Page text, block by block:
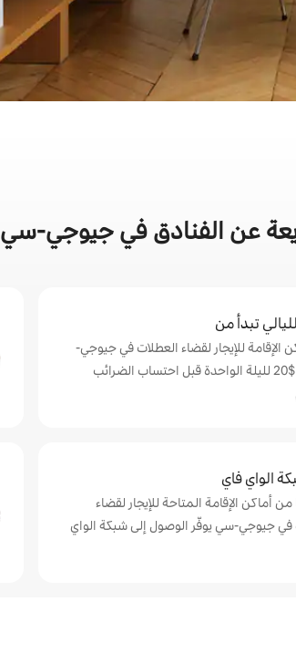
عن الفنادق في جيوجي-سي
تبدأ من
الإقامة للإيجار لقضاء العطلات في جيوجي-
سي من $‏20 لليلة الواحدة قبل احتساب الضرائب
الواي فاي
من أماكن الإقامة المتاحة للإيجار لقضاء
في جيوجي-سي يوفّر الوصول إلى شبكة الواي